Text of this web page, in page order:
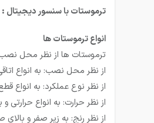
ترموستات با سنسور دیجیتال :
انواع ترموستات ها
ترموستات ها از نظر محل
از نظر محل نصب: به انواع
از نظر نوع عملکرد: به
از نظر حرارت: به انواع
از نظر رنج: به زیر صفر و